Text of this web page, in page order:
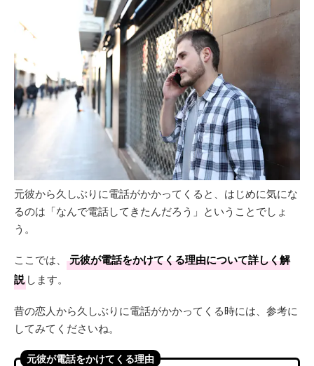
元彼から久しぶりに電話がかかってくると、はじめに気にな
るのは「なんで電話してきたんだろう」ということでしょ
う。
ここでは、
元彼が電話をかけてくる理由について詳しく解
説 します。
昔の恋人から久しぶりに電話がかかってくる時には、参考に
してみてくださいね。
元彼が電話をかけてくる理由